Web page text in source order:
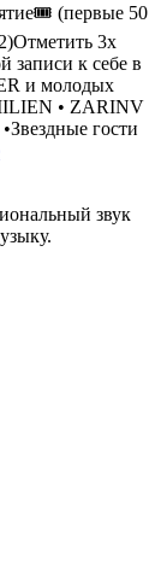
(первые 50
3х
записи к себе в
и молодых
• ZARINV
гости
звук